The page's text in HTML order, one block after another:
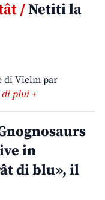
/Netiti la
di Vielm par
plui +
in
di blu», il